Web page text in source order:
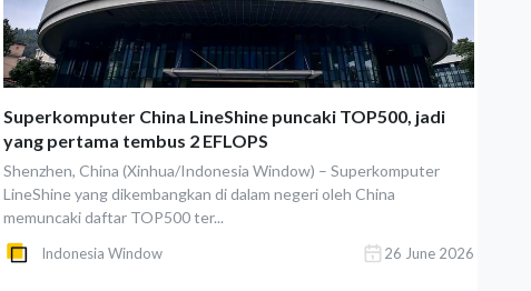
Superkomputer China LineShine puncaki TOP500, jadi
yang pertama tembus 2 EFLOPS
Shenzhen, China (Xinhua/Indonesia Window) – Superkomputer
LineShine yang dikembangkan di dalam negeri oleh China
memuncaki daftar TOP500 ter...
Indonesia Window 26 June 2026